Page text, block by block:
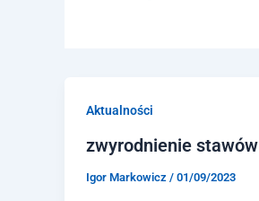
Aktualności
zwyrodnienie stawów
Igor Markowicz / 01/09/2023